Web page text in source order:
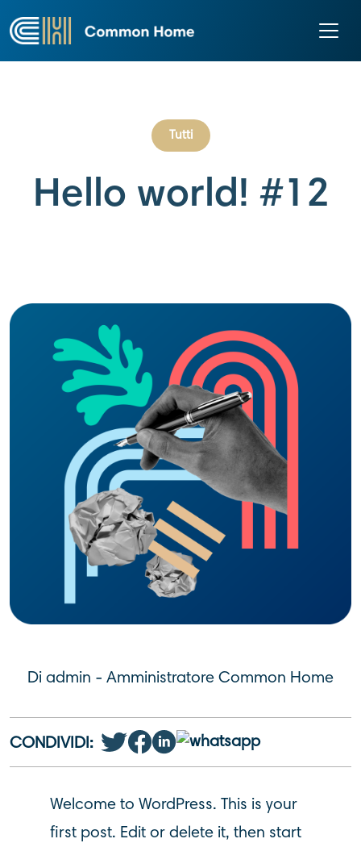
Tutti
Hello world! #12
Di admin - Amministratore Common Home
CONDIVIDI:
Welcome to WordPress. This is your
first post. Edit or delete it, then start